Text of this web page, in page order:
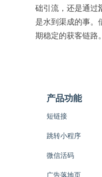
础引流，还是通过
是水到渠成的事。
期稳定的获客链路。
产品功能
短链接
跳转小程序
微信活码
广告落地页